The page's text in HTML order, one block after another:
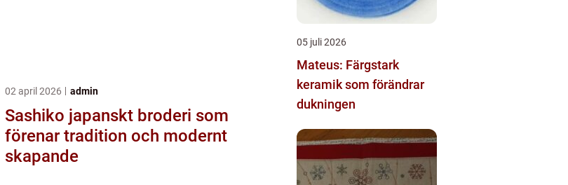
02 april 2026 admin
Sashiko japanskt broderi som
förenar tradition och modernt
skapande
05 juli 2026
Mateus: Färgstark
keramik som förändrar
dukningen